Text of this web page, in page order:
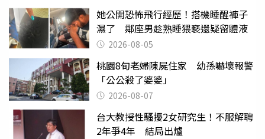
她公開恐怖飛行經歷！搭機睡醒褲子
濕了 鄰座男趁熟睡猥褻還疑留體液
2026-08-05
桃園8旬老婦陳屍住家 幼孫嚇壞報警
「公公殺了婆婆」
2026-08-07
台大教授性騷擾2女研究生！不服解聘
2年爭4年 結局出爐